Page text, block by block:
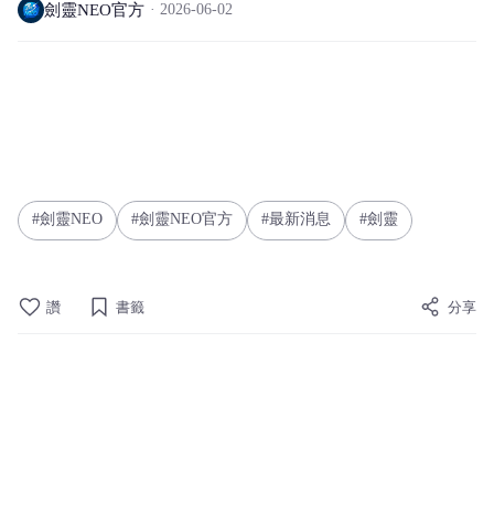
劍靈NEO官方 2026-06-02
劍靈NEO 劍靈NEO官方 最新消息 劍靈
讚 書籤 分享